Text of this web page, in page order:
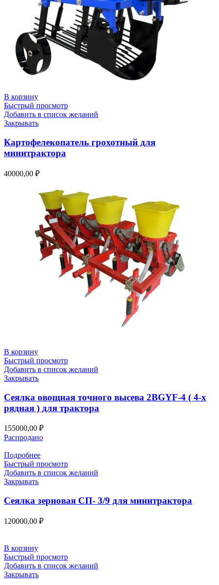
В корзину
Быстрый просмотр
Добавить в список желаний
Закрывать
Картофелекопатель грохотный для
минитрактора
40000,00 ₽
В корзину
Быстрый просмотр
Добавить в список желаний
Закрывать
Сеялка овощная точного высева 2BGYF-4 ( 4-х
рядная ) для трактора
155000,00 ₽
Распродано
Подробнее
Быстрый просмотр
Добавить в список желаний
Закрывать
Сеялка зерновая СП- 3/9 для минитрактора
120000,00 ₽
В корзину
Быстрый просмотр
Добавить в список желаний
Закрывать